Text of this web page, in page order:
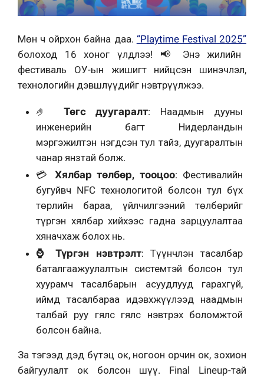
Мөн ч ойрхон байна даа. “Playtime Festival 2025”
болоход 16 хоног үлдлээ! 📢
Энэ жилийн
фестиваль ОУ-ын жишигт нийцсэн шинэчлэл,
технологийн дэвшлүүдийг нэвтрүүлжээ.
🤌 Төгс дуугаралт: Наадмын дууны
инженерийн багт Нидерландын
мэргэжилтэн нэгдсэн тул тайз, дуугаралтын
чанар янзтай болж.
💳 Хялбар төлбөр, тооцоо: Фестивалийн
бугуйвч NFC технологитой болсон тул бүх
төрлийн бараа, үйлчилгээний төлбөрийг
түргэн хялбар хийхээс гадна зарцуулалтаа
хяначхаж болох нь.
⌚ Түргэн нэвтрэлт: Түүнчлэн тасалбар
баталгаажуулалтын системтэй болсон тул
хуурамч тасалбарын асуудлууд гарахгүй,
иймд тасалбараа идэвхжүүлээд наадмын
талбай руу гялс гялс нэвтрэх боломжтой
болсон байна.
За тэгээд дэд бүтэц ок, ногоон орчин ок, зохион
байгуулалт ок болсон шүү. Final Lineup-тай